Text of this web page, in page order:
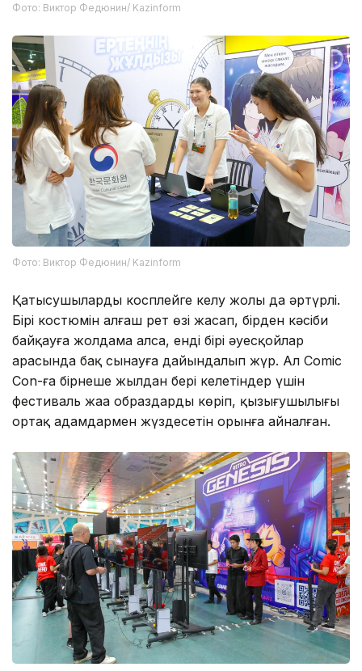
Фото: Виктор Федюнин/ Kazinform
Фото: Виктор Федюнин/ Kazinform
Қатысушылардың косплейге келу жолы да әртүрлі.
Бірі костюмін алғаш рет өзі жасап, бірден кәсіби
байқауға жолдама алса, енді бірі әуесқойлар
арасында бақ сынауға дайындалып жүр. Ал Comic
Con-ға бірнеше жылдан бері келетіндер үшін
фестиваль жаңа образдарды көріп, қызығушылығы
ортақ адамдармен жүздесетін орынға айналған.